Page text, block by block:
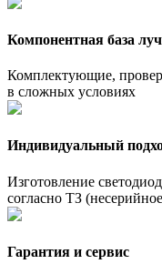
Компонентная база
Комплектующие,
в сложных условиях
Индивидуальный
Изготовление
согласно ТЗ
Гарантия и сервис